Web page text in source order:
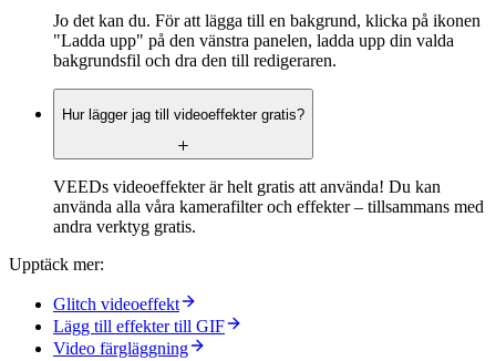
Jo det kan du. För att lägga till en bakgrund, klicka på ikonen
"Ladda upp" på den vänstra panelen, ladda upp din valda
bakgrundsfil och dra den till redigeraren.
Hur lägger jag till videoeffekter gratis?
VEEDs videoeffekter är helt gratis att använda! Du kan
använda alla våra kamerafilter och effekter – tillsammans med
andra verktyg gratis.
Upptäck mer:
Glitch videoeffekt
Lägg till effekter till GIF
Video färgläggning